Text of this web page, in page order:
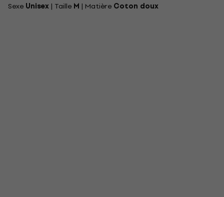
Sexe Unisex | Taille M | Matière Coton doux